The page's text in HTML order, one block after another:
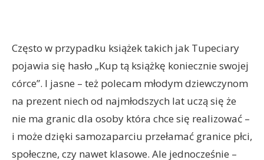
Często w przypadku książek takich jak Tupeciary
pojawia się hasło „Kup tą książkę koniecznie swojej
córce”. I jasne – też polecam młodym dziewczynom
na prezent niech od najmłodszych lat uczą się że
nie ma granic dla osoby która chce się realizować –
i może dzięki samozaparciu przełamać granice płci,
społeczne, czy nawet klasowe. Ale jednocześnie –